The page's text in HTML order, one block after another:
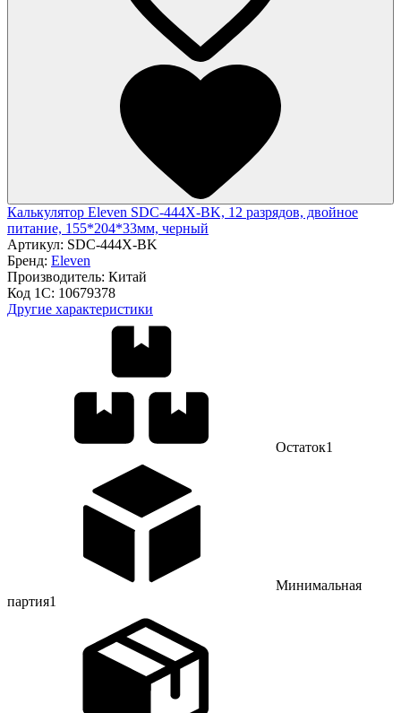
Калькулятор Eleven SDC-444X-BK, 12 разрядов, двойное
питание, 155*204*33мм, черный
Артикул: SDC-444X-BK
Бренд: Eleven
Производитель: Китай
Код 1С: 10679378
Другие характеристики
Остаток1
Минимальная
партия1